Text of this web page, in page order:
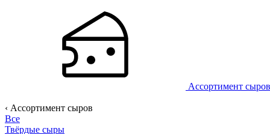
Ассортимент
‹ Ассортимент сыров
Все
Твёрдые сыры